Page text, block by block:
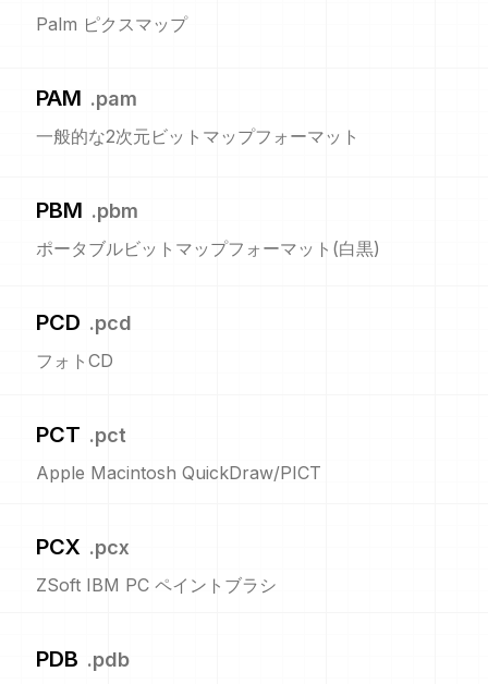
Palm ピクスマップ
PAM .pam
一般的な2次元ビットマップフォーマット
PBM .pbm
ポータブルビットマップフォーマット(白黒)
PCD .pcd
フォトCD
PCT .pct
Apple Macintosh QuickDraw/PICT
PCX .pcx
ZSoft IBM PC ペイントブラシ
PDB .pdb